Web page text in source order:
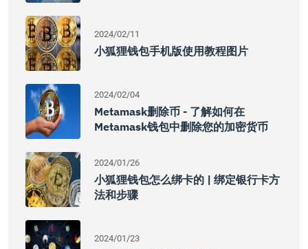
2024/02/11
小狐狸钱包手机版使用教程图片
2024/02/04
Metamask删除币 - 了解如何在
Metamask钱包中删除您的加密货币
2024/01/26
小狐狸钱包怎么绑卡的 | 绑定银行卡方
法和步骤
2024/01/23